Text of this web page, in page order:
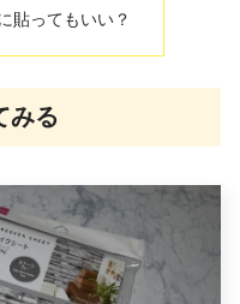
貼ってもいい？
みる